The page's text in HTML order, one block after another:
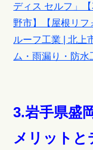
ディス セルフ」
野市】【屋根リフ
ルーフ工業 | 北上
ム・雨漏り・防
3.岩手県盛
メリットと